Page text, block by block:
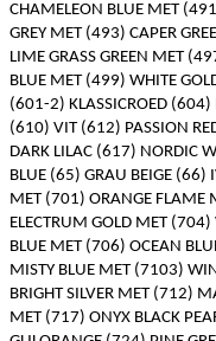
CHAMELEON BLUE MET
GREY MET (493) CAPER
LIME GRASS GREEN MET
BLUE MET (499) WHITE
(601-2) KLASSICROED
(610) VIT (612) PASSION
DARK LILAC (617) NORDIC
BLUE (65) GRAU BEIGE
MET (701) ORANGE FLAME
ELECTRUM GOLD MET
BLUE MET (706) OCEAN
MISTY BLUE MET (7103)
BRIGHT SILVER MET (712)
MET (717) ONYX BLACK